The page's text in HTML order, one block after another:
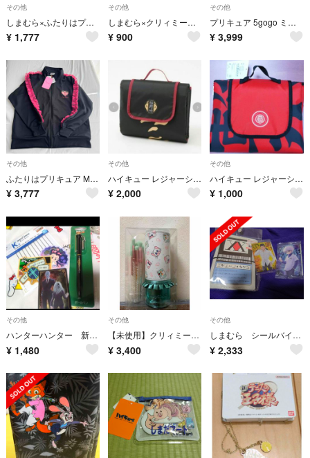
その他
しまむら×ふたりはプリキュアMaxHeart がま口財布
¥ 1,777
その他
しまむら×クリィミーマミ ネガ巾着
¥ 900
その他
プリキュア 5gogo ミルキーローズ ジャージ しまむら
¥ 3,999
その他
ふたりはプリキュア MaxHeart キュアブラック ジャージ しまむら
¥ 3,777
その他
ハイキュー レジャーシート 稲荷崎高校
¥ 2,000
その他
ハイキュー レジャーシート 音駒高校 しまむら
¥ 1,000
その他
ハンターハンター 新品 パクノダ ボールペン しまむら ステッカー ゴン
¥ 1,480
その他
【未使用】クリィミーマミ メイクブラシセット
¥ 3,400
その他
しまむら シールバインダー ハンターハンター ライセンス シール帳 ウエハース
¥ 2,333